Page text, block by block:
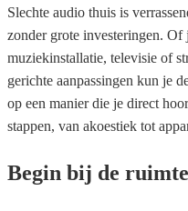
Slechte audio thuis is
zonder grote investeringen.
muziekinstallatie, televisie of
gerichte aanpassingen kun je
op een manier die je direct
stappen, van akoestiek tot
Begin bij de